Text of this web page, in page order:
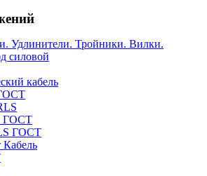
Удлинители. Тройники. Вилки.
силовой
кабель
ГОСТ
ГОСТ
Кабель